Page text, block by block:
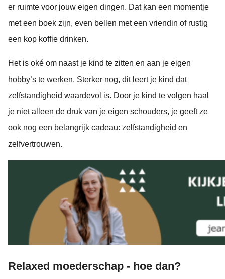
er ruimte voor jouw eigen dingen. Dat kan een momentje
met een boek zijn, even bellen met een vriendin of rustig
een kop koffie drinken.
Het is oké om naast je kind te zitten en aan je eigen
hobby’s te werken. Sterker nog, dit leert je kind dat
zelfstandigheid waardevol is. Door je kind te volgen haal
je niet alleen de druk van je eigen schouders, je geeft ze
ook nog een belangrijk cadeau: zelfstandigheid en
zelfvertrouwen.
Relaxed moederschap - hoe dan?